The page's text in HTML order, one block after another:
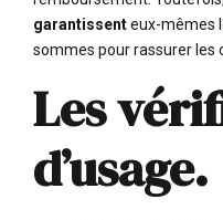
garantissenteux-mêmes
sommes pour rassurer les
Les
d’usage.